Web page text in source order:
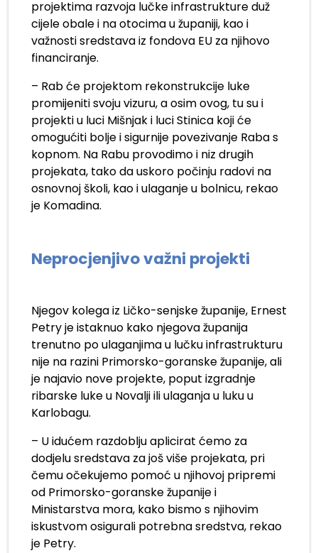
projektima razvoja lučke infrastrukture duž
cijele obale i na otocima u županiji, kao i
važnosti sredstava iz fondova EU za njihovo
financiranje.
– Rab će projektom rekonstrukcije luke
promijeniti svoju vizuru, a osim ovog, tu su i
projekti u luci Mišnjak i luci Stinica koji će
omogućiti bolje i sigurnije povezivanje Raba s
kopnom. Na Rabu provodimo i niz drugih
projekata, tako da uskoro počinju radovi na
osnovnoj školi, kao i ulaganje u bolnicu, rekao
je Komadina.
Neprocjenjivo važni projekti
Njegov kolega iz Ličko-senjske županije, Ernest
Petry je istaknuo kako njegova županija
trenutno po ulaganjima u lučku infrastrukturu
nije na razini Primorsko-goranske županije, ali
je najavio nove projekte, poput izgradnje
ribarske luke u Novalji ili ulaganja u luku u
Karlobagu.
– U idućem razdoblju aplicirat ćemo za
dodjelu sredstava za još više projekata, pri
čemu očekujemo pomoć u njihovoj pripremi
od Primorsko-goranske županije i
Ministarstva mora, kako bismo s njihovim
iskustvom osigurali potrebna sredstva, rekao
je Petry.